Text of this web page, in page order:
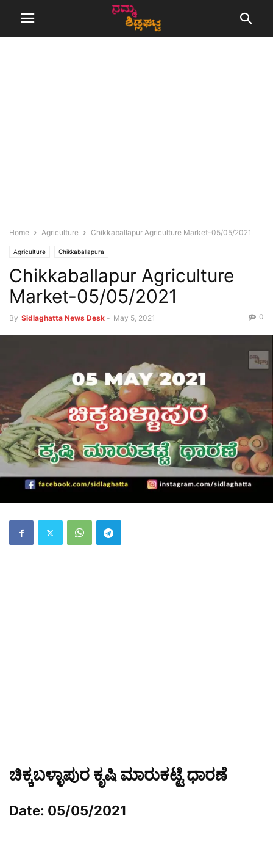
Home Agriculture Chikkaballapur Agriculture Market-05/05/2021
Agriculture Chikkaballapura
Chikkaballapur Agriculture
Market-05/05/2021
By Sidlaghatta News Desk - May 5, 2021 0
ಚಿಕ್ಕಬಳ್ಳಾಪುರ ಕೃಷಿ ಮಾರುಕಟ್ಟೆ ಧಾರಣೆ
Date: 05/05/2021